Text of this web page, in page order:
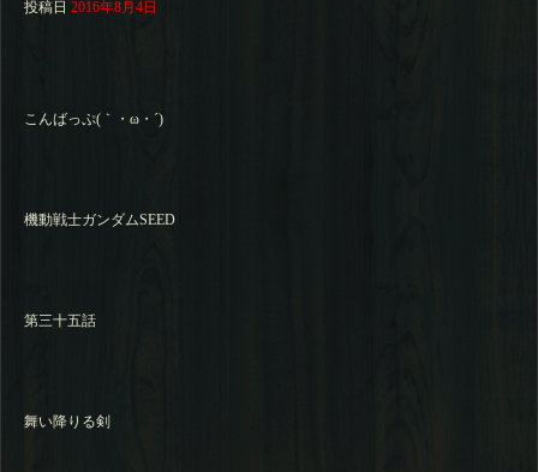
投稿日 2016年8月4日
こんばっぷ(｀・ω・´)
機動戦士ガンダムSEED
第三十五話
舞い降りる剣